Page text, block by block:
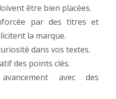
être bien placées.
par des titres et
la marque.
dans vos textes.
des points clés.
avec des